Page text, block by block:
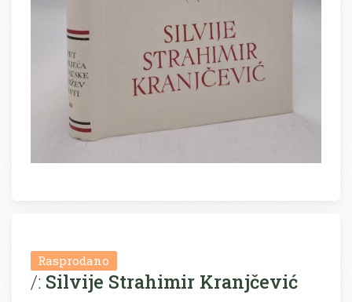
Rasprodano
/: Silvije Strahimir Kranjčević